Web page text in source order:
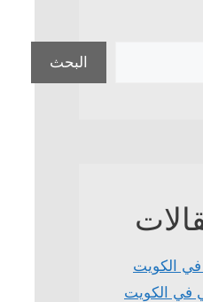
البحث
الكويت
في الكويت